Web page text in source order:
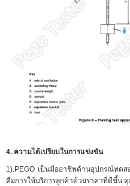
4. ความได้เปรียบในการแข่งขัน
1).PEGO เป็นมืออาชีพด้านอุปกรณ์ทด
คือการให้บริการลูกค้าด้วยราคาที่ดีขึ้น